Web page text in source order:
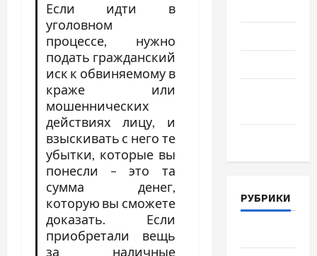
Если идти в
уголовном
процессе, нужно
подать гражданский
иск к обвиняемому в
краже или
мошеннических
действиях лицу, и
взыскивать с него те
убытки, которые вы
понесли – это та
сумма денег,
которую вы сможете
доказать. Если
приобретали вещь
за наличные
РУБРИКИ